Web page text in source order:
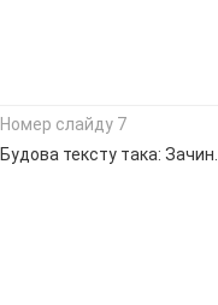
Номер слайду 7
Будова тексту така: